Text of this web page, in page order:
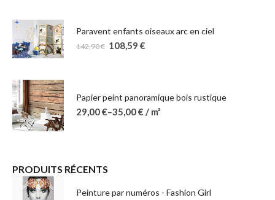
Paravent enfants oiseaux arc en ciel
142,90€ 108,59 €
Papier peint panoramique bois rustique
29,00€–35,00€ / m²
PRODUITS RÉCENTS
Peinture par numéros - Fashion Girl